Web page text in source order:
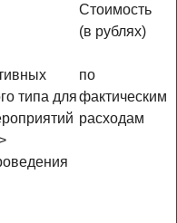
Стоимость
(в рублях)
типа для
по
фактическим
расходам